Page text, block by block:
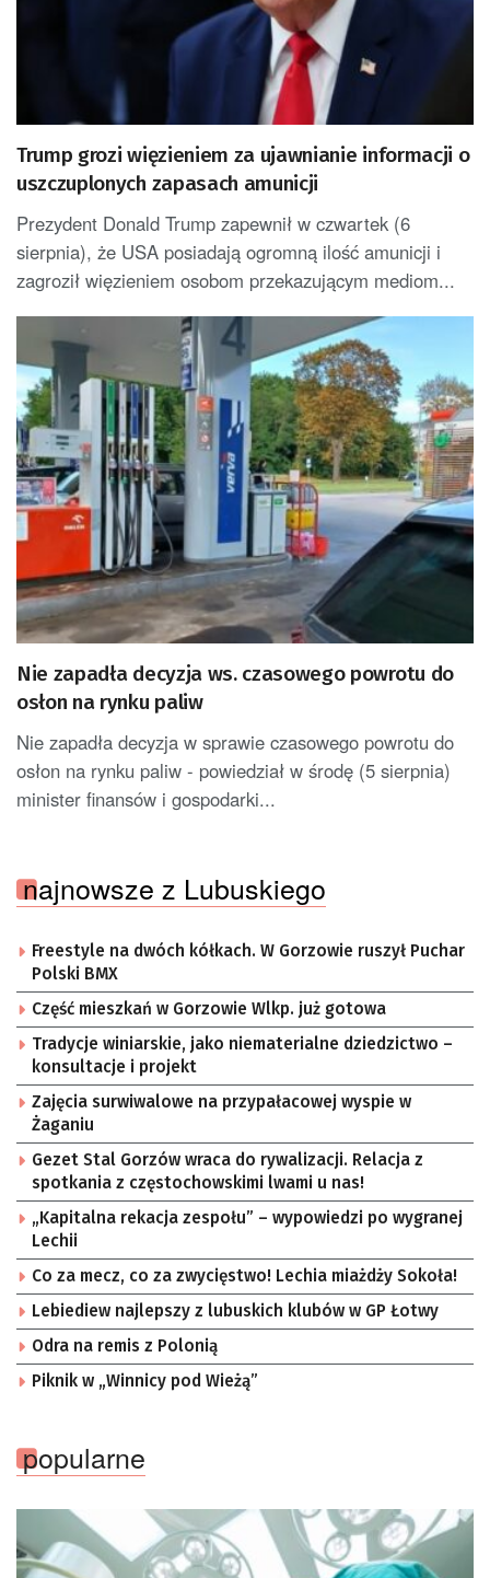
Trump grozi więzieniem za ujawnianie informacji o
uszczuplonych zapasach amunicji
Prezydent Donald Trump zapewnił w czwartek (6
sierpnia), że USA posiadają ogromną ilość amunicji i
zagroził więzieniem osobom przekazującym mediom...
Nie zapadła decyzja ws. czasowego powrotu do
osłon na rynku paliw
Nie zapadła decyzja w sprawie czasowego powrotu do
osłon na rynku paliw - powiedział w środę (5 sierpnia)
minister finansów i gospodarki...
najnowsze z Lubuskiego
Freestyle na dwóch kółkach. W Gorzowie ruszył Puchar
Polski BMX
Część mieszkań w Gorzowie Wlkp. już gotowa
Tradycje winiarskie, jako niematerialne dziedzictwo –
konsultacje i projekt
Zajęcia surwiwalowe na przypałacowej wyspie w
Żaganiu
Gezet Stal Gorzów wraca do rywalizacji. Relacja z
spotkania z częstochowskimi lwami u nas!
„Kapitalna rekacja zespołu” – wypowiedzi po wygranej
Lechii
Co za mecz, co za zwycięstwo! Lechia miażdży Sokoła!
Lebiediew najlepszy z lubuskich klubów w GP Łotwy
Odra na remis z Polonią
Piknik w „Winnicy pod Wieżą”
popularne